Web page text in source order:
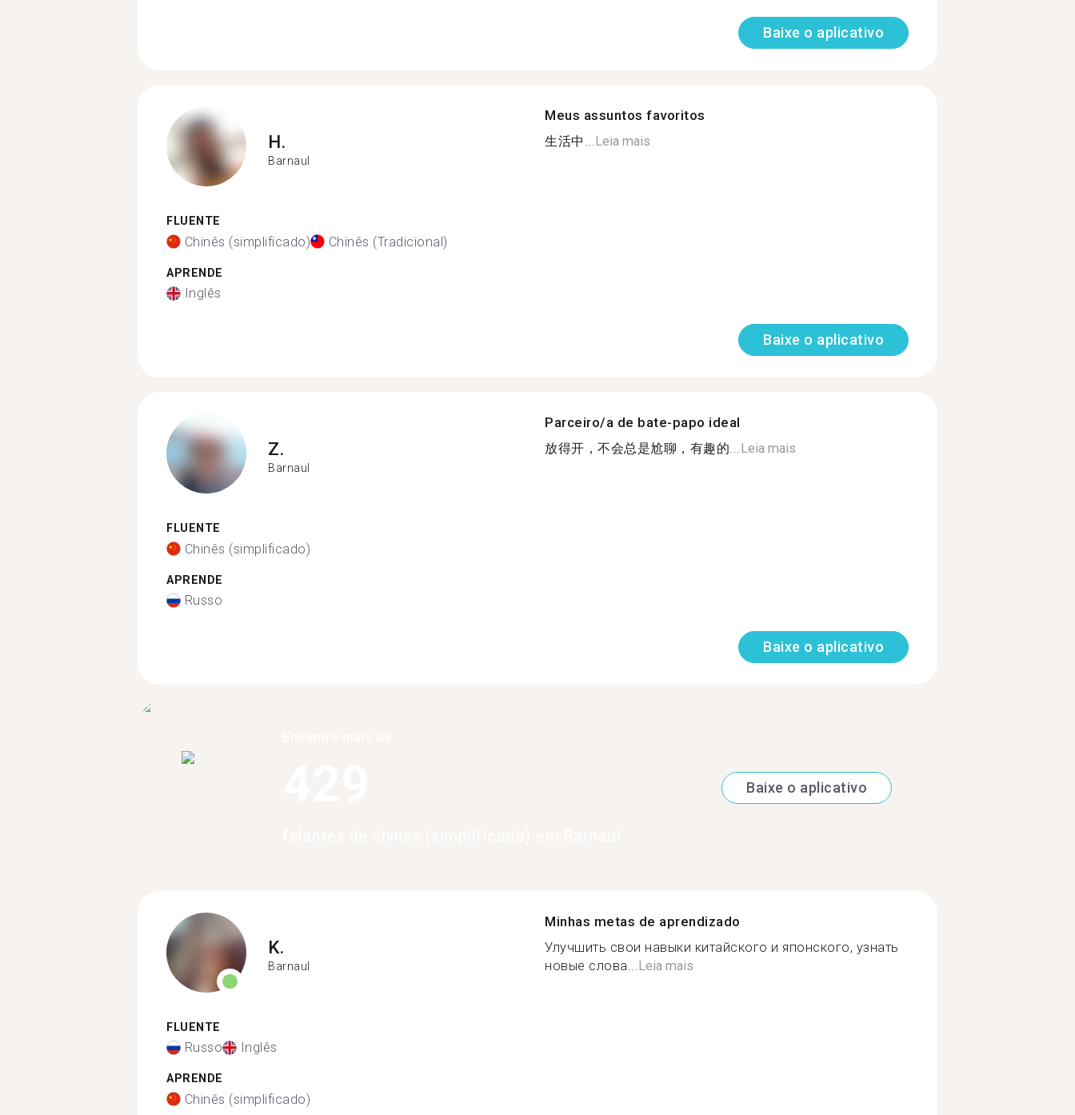
Baixe o aplicativo
H.
Barnaul
FLUENTE
Chinês (simplificado) Chinês (Tradicional)
APRENDE
Inglês
Meus assuntos favoritos
生活中...Leia mais
Baixe o aplicativo
Z.
Barnaul
FLUENTE
Chinês (simplificado)
APRENDE
Russo
Parceiro/a de bate-papo ideal
放得开，不会总是尬聊，有趣的...Leia mais
Baixe o aplicativo
Baixe o aplicativo
K.
Barnaul
FLUENTE
Russo Inglês
APRENDE
Chinês (simplificado)
Minhas metas de aprendizado
Улучшить свои навыки китайского и японского, узнать
новые слова... Leia mais